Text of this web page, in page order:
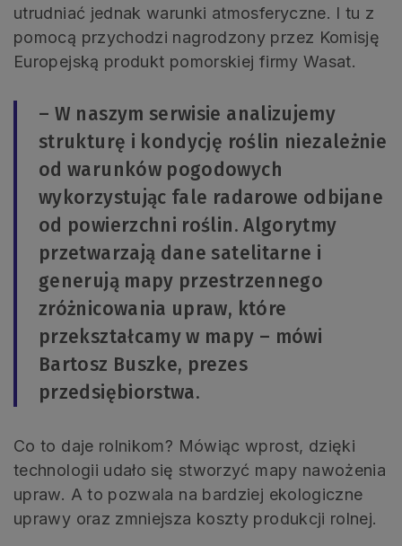
utrudniać jednak warunki atmosferyczne. I tu z
pomocą przychodzi nagrodzony przez Komisję
Europejską produkt pomorskiej firmy Wasat.
– W naszym serwisie analizujemy
strukturę i kondycję roślin niezależnie
od warunków pogodowych
wykorzystując fale radarowe odbijane
od powierzchni roślin. Algorytmy
przetwarzają dane satelitarne i
generują mapy przestrzennego
zróżnicowania upraw, które
przekształcamy w mapy – mówi
Bartosz Buszke, prezes
przedsiębiorstwa.
Co to daje rolnikom? Mówiąc wprost, dzięki
technologii udało się stworzyć mapy nawożenia
upraw. A to pozwala na bardziej ekologiczne
uprawy oraz zmniejsza koszty produkcji rolnej.